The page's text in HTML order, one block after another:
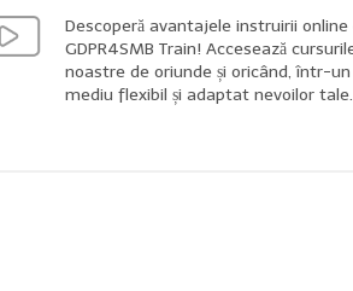
Descoperă avantajele instruirii online
GDPR4SMB Train! Accesează
noastre de oriunde și oricând, într-un
mediu flexibil și adaptat nevoilor tale.